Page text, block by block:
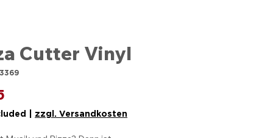
Cutter Vinyl
zzgl. Versandkosten